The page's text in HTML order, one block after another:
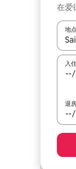
在爱
地点
如
入
退